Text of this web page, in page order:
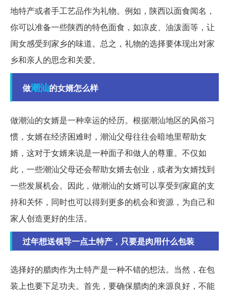
地特产或者手工艺品作为礼物。例如，陕西以面食闻名，
你可以准备一些陕西的特色面食，如凉皮、油泼面等，让
闺女感受到家乡的味道。总之，礼物的选择要体现出对家
乡和亲人的思念和关爱。
做潮汕的女婿怎么样
做潮汕的女婿是一种幸运的经历。根据潮汕地区的风俗习
惯，女婿在经济困难时，潮汕父母往往会暗地里帮助女
婿，这对于女婿来说是一种面子和做人的尊重。不仅如
此，一些潮汕父母还会帮助女婿去创业，或者为女婿找到
一些发展机会。因此，做潮汕的女婿可以享受到家庭的支
持和关怀，同时也可以得到更多的机会和资源，为自己和
家人创造更好的生活。
过年想送领导一点土特产，只要是肉用什么包装
选择好的腊肉作为土特产是一种不错的想法。当然，在包
装上也要下足功夫。首先，要确保腊肉的来源良好，不能